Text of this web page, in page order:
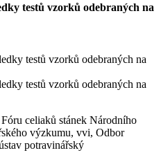
testů vzorků odebraných na
celiaků stánek Národního
výzkumu, vvi, Odbor
potravinářský